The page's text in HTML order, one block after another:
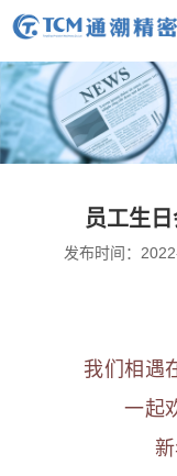
员工生
发布时间：
我们相遇
一起